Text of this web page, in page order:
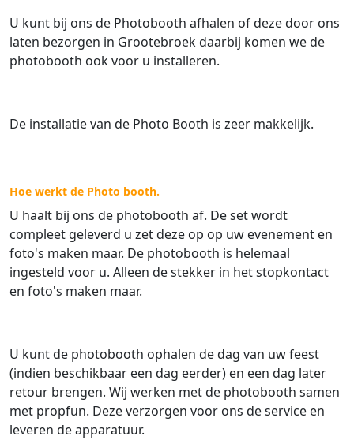
U kunt bij ons de Photobooth afhalen of deze door ons
laten bezorgen in Grootebroek daarbij komen we de
photobooth ook voor u installeren.
De installatie van de Photo Booth is zeer makkelijk.
Hoe werkt de Photo booth.
U haalt bij ons de photobooth af. De set wordt
compleet geleverd u zet deze op op uw evenement en
foto's maken maar. De photobooth is helemaal
ingesteld voor u. Alleen de stekker in het stopkontact
en foto's maken maar.
U kunt de photobooth ophalen de dag van uw feest
(indien beschikbaar een dag eerder) en een dag later
retour brengen. Wij werken met de photobooth samen
met propfun. Deze verzorgen voor ons de service en
leveren de apparatuur.